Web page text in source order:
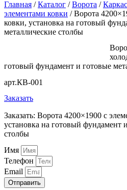
Главная /Каталог /Ворота /
элементами ковки / Ворота
ковки, установка на готовый
металлические столбы
готовый фундамент и готовые
арт.КВ-001
Заказать
Заказать: Ворота 4200×1900 с
установка на готовый фундамент
столбы
Имя
Телефон
Email
Отправить